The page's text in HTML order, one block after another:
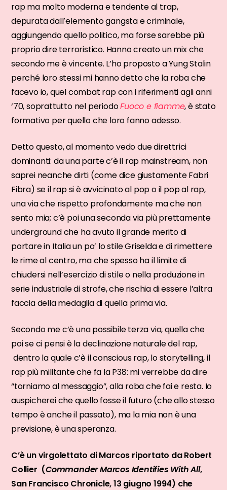
rap ma molto moderna e tendente al trap,
depurata dall’elemento gangsta e criminale,
aggiungendo quello politico, ma forse sarebbe più
proprio dire terroristico. Hanno creato un mix che
secondo me è vincente. L’ho proposto a Yung Stalin
perché loro stessi mi hanno detto che la roba che
facevo io, quel combat rap con i riferimenti agli anni
‘70, soprattutto nel periodoFuoco e fiamme, è stato
formativo per quello che loro fanno adesso.
Detto questo, al momento vedo due direttrici
dominanti: da una parte c’è il rap mainstream, non
saprei neanche dirti (come dice giustamente Fabri
Fibra) se il rap si è avvicinato al pop o il pop al rap,
una via che rispetto profondamente ma che non
sento mia; c’è poi una seconda via più prettamente
underground che ha avuto il grande merito di
portare in Italia un po’ lo stile Griselda e di rimettere
le rime al centro, ma che spesso ha il limite di
chiudersi nell’esercizio di stile o nella produzione in
serie industriale di strofe, che rischia di essere l’altra
faccia della medaglia di quella prima via.
Secondo me c’è una possibile terza via, quella che
poi se ci pensi è la declinazione naturale del rap,
dentro la quale c’è il conscious rap, lo storytelling, il
rap più militante che fa la P38: mi verrebbe da dire
“torniamo al messaggio”, alla roba che fai e resta. Io
auspicherei che quello fosse il futuro (che allo stesso
tempo è anche il passato), ma la mia non è una
previsione, è una speranza.
C’è un virgolettato di Marcos riportato da Robert
Collier (Commander Marcos Identifies With All,
San Francisco Chronicle, 13 giugno 1994) che